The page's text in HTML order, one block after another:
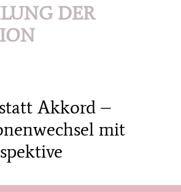
DER
Akkord –
mit